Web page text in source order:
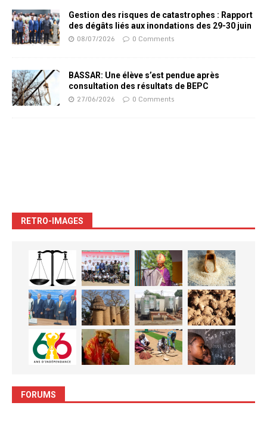
Gestion des risques de catastrophes : Rapport
des dégâts liés aux inondations des 29-30 juin
08/07/2026 0 Comments
BASSAR: Une élève s’est pendue après
consultation des résultats de BEPC
27/06/2026 0 Comments
RETRO-IMAGES
FORUMS